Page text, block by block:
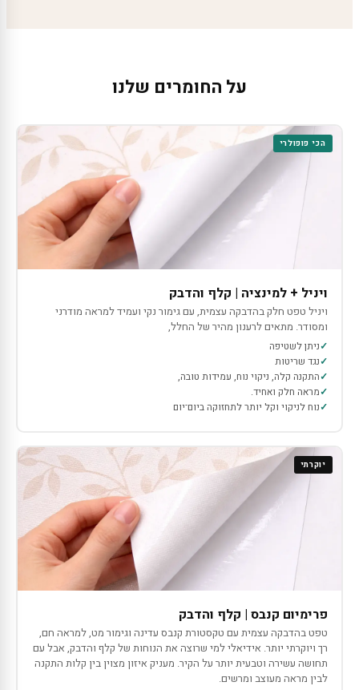
על החומרים שלנו
הכי פופולרי
ויניל + למינציה | קלף והדבק
ויניל טפט חלק בהדבקה עצמית, עם גימור נקי ועמיד למראה מודרני
ומסודר. מתאים לרענון מהיר של החלל,
ניתן לשטיפה
נגד שריטות
התקנה קלה, ניקוי נוח, עמידות טובה,
מראה חלק ואחיד.
נוח לניקוי וקל יותר לתחזוקה ביום־יום
יוקרתי
פרימיום קנבס | קלף והדבק
טפט בהדבקה עצמית עם טקסטורת קנבס עדינה וגימור מט, למראה חם,
רך ויוקרתי יותר. אידיאלי למי שרוצה את הנוחות של קלף והדבק, אבל עם
תחושה עשירה וטבעית יותר על הקיר. מעניק איזון מצוין בין קלות התקנה
לבין מראה מעוצב ומרשים.